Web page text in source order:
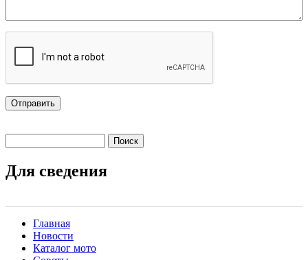
Для сведения
Main menu 2
Главная
Новости
Каталог мото